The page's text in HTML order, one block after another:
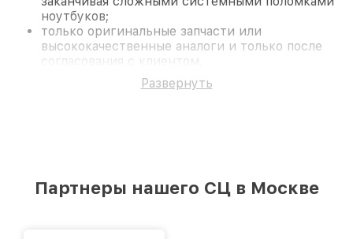
ноутбуков;
только оригинальные запчасти или
высококачественные аналоги и только после
согласования с клиентом.
На все работы и замененные комплектующие
предоставляется длительная гарантия. В случае
лучшие специалисты с многолетним опытом и
безупречной репутацией;
Развернуть
Партнеры нашего СЦ в Москве